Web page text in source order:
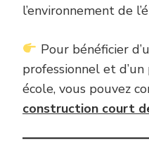
l’environnement de
Pour bénéficier
professionnel et
école, vous pouvez
construction court